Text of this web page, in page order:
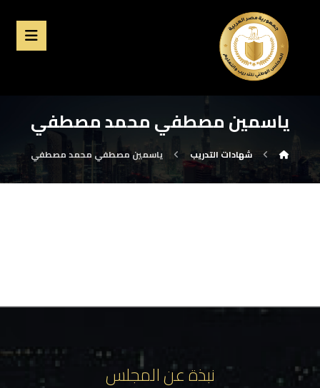
ياسمين مصطفي محمد مصطفي
شهادات التدريب ياسمين مصطفي محمد مصطفي
نبذة عن المجلس